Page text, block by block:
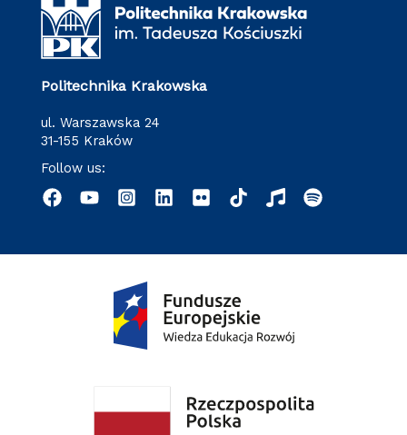
Politechnika Krakowska
ul. Warszawska 24
31-155 Kraków
Follow us: